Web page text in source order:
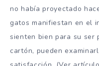
no había proyectado
gatos manifiestan en el
sienten bien para su ser
cartón, pueden